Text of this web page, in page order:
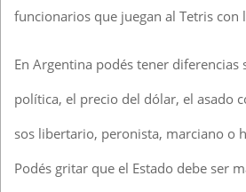
funcionarios que juegan al Tetris con
En Argentina podés tener diferencias
política, el precio del dólar, el asado
sos libertario, peronista, marciano o
Podés gritar que el Estado debe ser